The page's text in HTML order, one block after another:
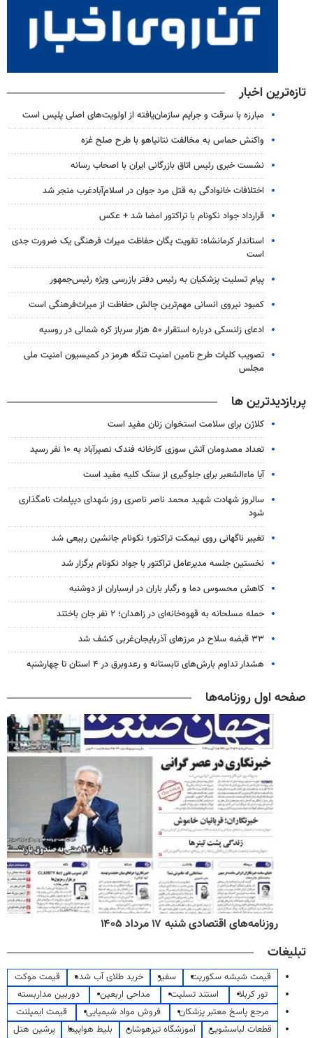
تازه‌ترین اخبار
مبارزه با سرقت و جرایم سازمان‌یافته از اولویت‌های اصلی پلیس است
واکنش حماس به مخالفت نتانیاهو با طرح صلح غزه
نشست خبری رئیس اتاق بازرگانی ایران با اصحاب رسانه
اختلافات خانوادگی به قتل مرد جوان در اسلام‌آبادغرب منجر شد
قرارداد جواد نکونام با تراکتور امضا شد + عکس
استاندار کرمانشاه: تقویت یگان حفاظت میراث فرهنگی یک ضرورت جدی
است
پیام تسلیت پزشکیان به رئیس دفتر بازرسی ویژه رئیس‌جمهور
کمبود نیروی انسانی مهم‌ترین چالش حفاظت از میراث‌فرهنگی است
ادعای زلنسکی درباره استقرار ۵۰ هزار سرباز کره شمالی در روسیه
تصویب کلیات طرح تامین امنیت تنگه هرمز در کمیسیون امنیت ملی
مجلس
پربازدیدترین ها
کلاژن برای سلامت استخوان زنان مفید است
تعداد مصدومان آتش سوزی کارخانه فندک نصیرآباد به ۱۰ نفر رسید
آیا ماءالشعیر برای جلوگیری از سنگ کلیه مفید است
سالروز شهادت شهید محمد ناصر ناصری روز شهدای دیپلمات نامگذاری
شود
تغییر ناگهانی روی نیمکت تراکتور؛ نکونام جانشین ربیعی شد
نخستین جلسه مدیرعامل تراکتور با جواد نکونام برگزار شد
کاهش محسوس دما و رگبار باران در ارسباران از دوشنبه
حمله مسلحانه به قهوه‌خانه‌ای در زاهدان؛ ۲ نفر جان باختند
۳۳ قبضه سلاح در مرزهای آذربایجان‌غربی کشف شد
هشدار تداوم بارش‌های تابستانه و رعدوبرق در ۴ استان تا چهارشنبه
صفحه اول روزنامه‌ها
روزنامه‌های اقتصادی شنبه ۱۷ مرداد ۱۴۰۵
تبلیغات
قیمت شیشه سکوریت سفیر خرید طلای آب شده
قیمت موکت
تور کربلا
استند تسلیت مداحی اربعین
دوربین مداربسته
مرجع پاسخ معتبر پزشکان
فروش مواد شیمیایی
قیمت ایمپلنت
قطعات لباسشویی
آموزشگاه تیزهوشان بلیط هواپیما
پرشین هتل